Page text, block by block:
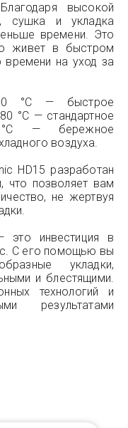
высокой
сушка и укладка
времени. Это
живет в быстром
времени на уход за
°C — быстрое
°C — стандартное
— бережное
воздуха.
HD15 разработан
что позволяет вам
не жертвуя
это инвестиция в
С его помощью вы
укладки,
и блестящими.
технологий и
результатами